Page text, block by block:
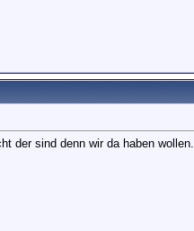
der sind denn wir da haben wollen.